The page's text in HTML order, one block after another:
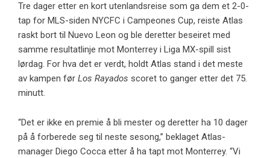
Tre dager etter en kort utenlandsreise som ga dem et 2-0-
tap for MLS-siden NYCFC i Campeones Cup, reiste Atlas
raskt bort til Nuevo Leon og ble deretter beseiret med
samme resultatlinje mot Monterrey i Liga MX-spill sist
lørdag. For hva det er verdt, holdt Atlas stand i det meste
av kampen før Los Rayados scoret to ganger etter det 75.
minutt.
“Det er ikke en premie å bli mester og deretter ha 10 dager
på å forberede seg til neste sesong,” beklaget Atlas-
manager Diego Cocca etter å ha tapt mot Monterrey. “Vi